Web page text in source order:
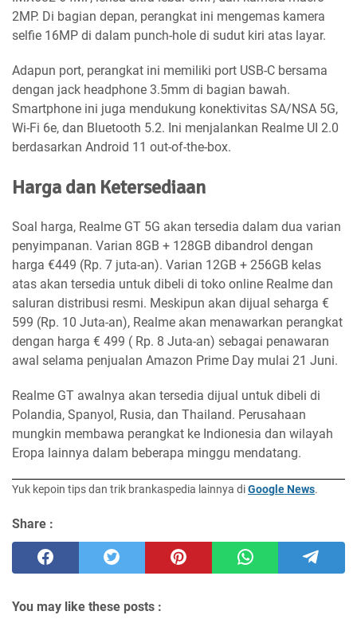
2MP. Di bagian depan, perangkat ini mengemas kamera
selfie 16MP di dalam punch-hole di sudut kiri atas layar.
Adapun port, perangkat ini memiliki port USB-C bersama
dengan jack headphone 3.5mm di bagian bawah.
Smartphone ini juga mendukung konektivitas SA/NSA 5G,
Wi-Fi 6e, dan Bluetooth 5.2. Ini menjalankan Realme UI 2.0
berdasarkan Android 11 out-of-the-box.
Harga dan Ketersediaan
Soal harga, Realme GT 5G akan tersedia dalam dua varian
penyimpanan. Varian 8GB + 128GB dibandrol dengan
harga €449 (Rp. 7 juta-an). Varian 12GB + 256GB kelas
atas akan tersedia untuk dibeli di toko online Realme dan
saluran distribusi resmi. Meskipun akan dijual seharga €
599 (Rp. 10 Juta-an), Realme akan menawarkan perangkat
dengan harga € 499 ( Rp. 8 Juta-an) sebagai penawaran
awal selama penjualan Amazon Prime Day mulai 21 Juni.
Realme GT awalnya akan tersedia dijual untuk dibeli di
Polandia, Spanyol, Rusia, dan Thailand. Perusahaan
mungkin membawa perangkat ke Indionesia dan wilayah
Eropa lainnya dalam beberapa minggu mendatang.
Yuk kepoin tips dan trik brankaspedia lainnya diGoogle News.
Share :
You may like these posts :